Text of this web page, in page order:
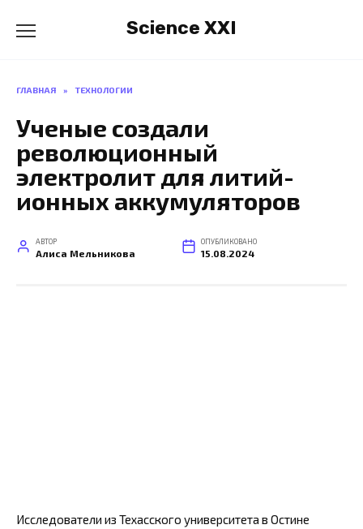
содержанию
Science XXI
ГЛАВНАЯ » ТЕХНОЛОГИИ
Ученые создали
революционный
электролит для литий-
ионных аккумуляторов
АВТОР
Алиса Мельникова
ОПУБЛИКОВАНО
15.08.2024
Исследователи из Техасского университета в Остине